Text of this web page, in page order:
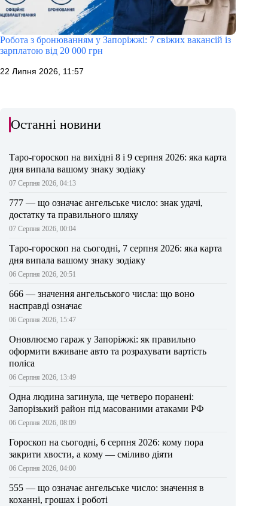
Робота з бронюванням у Запоріжжі: 7 свіжих вакансій із
зарплатою від 20 000 грн
22 Липня 2026, 11:57
Останні новини
Таро-гороскоп на вихідні 8 і 9 серпня 2026: яка карта
дня випала вашому знаку зодіаку
07 Серпня 2026, 04:13
777 — що означає ангельське число: знак удачі,
достатку та правильного шляху
07 Серпня 2026, 00:04
Таро-гороскоп на сьогодні, 7 серпня 2026: яка карта
дня випала вашому знаку зодіаку
06 Серпня 2026, 20:51
666 — значення ангельського числа: що воно
насправді означає
06 Серпня 2026, 15:47
Оновлюємо гараж у Запоріжжі: як правильно
оформити вживане авто та розрахувати вартість
поліса
06 Серпня 2026, 13:49
Одна людина загинула, ще четверо поранені:
Запорізький район під масованими атаками РФ
06 Серпня 2026, 08:09
Гороскоп на сьогодні, 6 серпня 2026: кому пора
закрити хвости, а кому — сміливо діяти
06 Серпня 2026, 04:00
555 — що означає ангельське число: значення в
коханні, грошах і роботі